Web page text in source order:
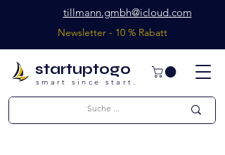
startuptogo
smart since start.
tillmann.gmbh@icloud.com
Newsletter - 10 % Rabatt